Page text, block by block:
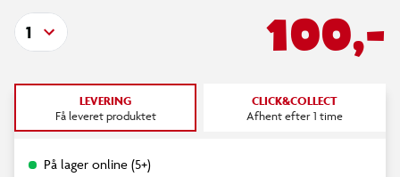
100,-
1
LEVERING
Få leveret produktet
CLICK&COLLECT
Afhent efter 1 time
På lager online (5+)